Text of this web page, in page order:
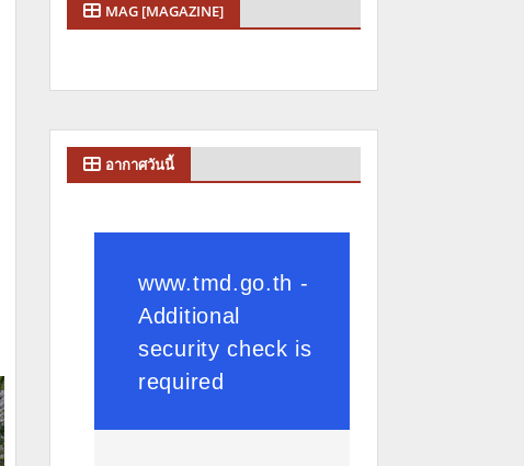
MAG [MAGAZINE]
อากาศวันนี้